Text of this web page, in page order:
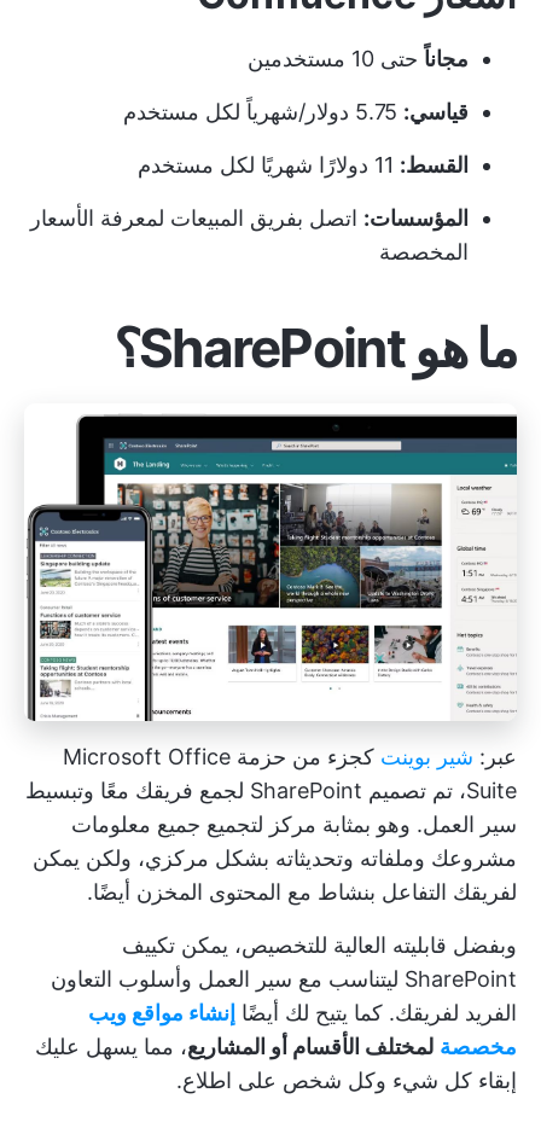
مجاناً حتى 10 مستخدمين
قياسي:
القسط:
المؤسسات: اتصل بفريق المبيعات لمعرفة الأسعار
المخصصة
ما هو SharePoint؟
عبر: شير بوينت
كجزء من حزمة Microsoft Office
Suite، تم تصميم SharePoint لجمع فريقك معًا وتبسيط
سير العمل. وهو بمثابة مركز لتجميع جميع معلومات
مشروعك وملفاته وتحديثاته بشكل مركزي، ولكن يمكن
لفريقك التفاعل بنشاط مع المحتوى المخزن أيضًا.
وبفضل قابليته العالية للتخصيص، يمكن تكييف
SharePoint ليتناسب مع سير العمل وأسلوب التعاون
الفريد لفريقك. كما يتيح لك أيضًا إنشاء مواقع ويب
مخصصة لمختلف الأقسام أو المشاريع، مما يسهل عليك
إبقاء كل شيء وكل شخص على اطلاع.